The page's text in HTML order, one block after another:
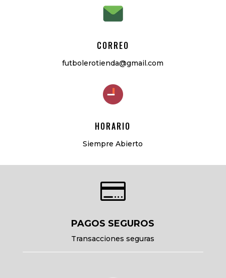
CORREO
futbolerotienda@gmail.com
HORARIO
Siempre Abierto

PAGOS SEGUROS
Transacciones seguras